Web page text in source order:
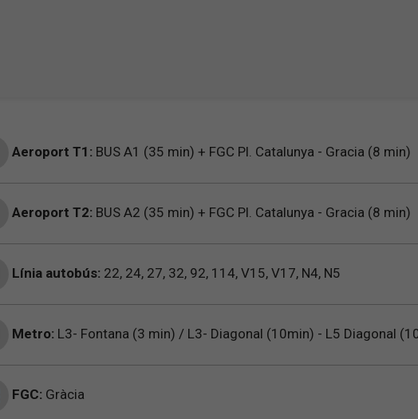
Aeroport T1: BUS A1 (35 min) + FGC Pl. Catalunya - Gracia (8 min)
Aeroport T2: BUS A2 (35 min) + FGC Pl. Catalunya - Gracia (8 min)
Línia autobús: 22, 24, 27, 32, 92, 114, V15, V17, N4, N5
Metro: L3- Fontana (3 min) / L3- Diagonal (10min) - L5 Diagonal
FGC: Gràcia